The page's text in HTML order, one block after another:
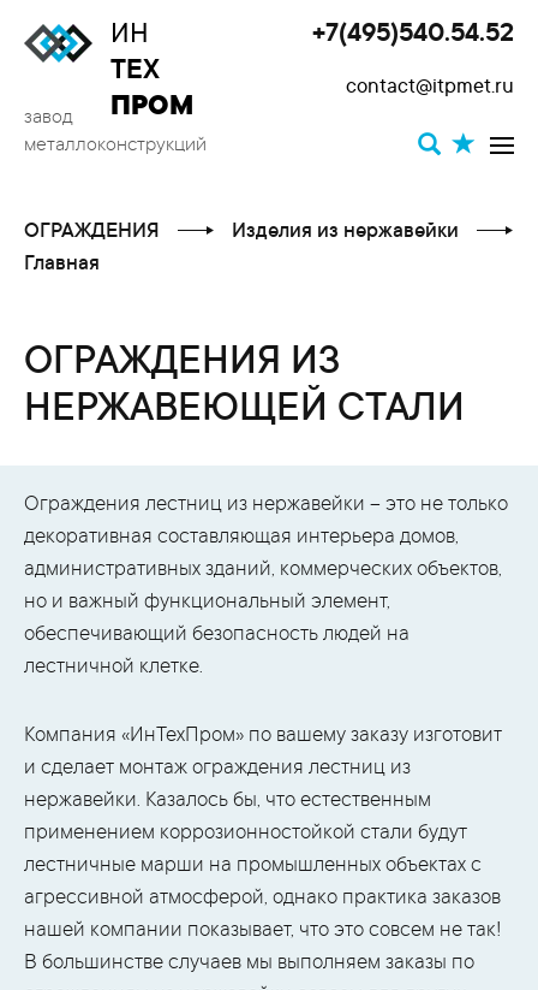
ИН
ТЕХ
ПРОМ
завод
металлоконструкций
+7(495)540.54.52
contact@itpmet.ru
ОГРАЖДЕНИЯ
Изделия из нержавейки
Главная
ОГРАЖДЕНИЯ ИЗ
НЕРЖАВЕЮЩЕЙ СТАЛИ
Ограждения лестниц из нержавейки – это не только
декоративная составляющая интерьера домов,
административных зданий, коммерческих объектов,
но и важный функциональный элемент,
обеспечивающий безопасность людей на
лестничной клетке.
Компания «ИнТехПром» по вашему заказу изготовит
и сделает монтаж ограждения лестниц из
нержавейки. Казалось бы, что естественным
применением коррозионностойкой стали будут
лестничные марши на промышленных объектах с
агрессивной атмосферой, однако практика заказов
нашей компании показывает, что это совсем не так!
В большинстве случаев мы выполняем заказы по